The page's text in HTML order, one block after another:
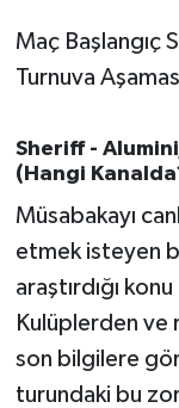
Maç Başlangıç
Turnuva
Sheriff - Aluminij
(Hangi
Müsabakayı
etmek isteyen
araştırdığı
Kulüplerden ve
son bilgilere
turundaki bu
SEYAHAT
SİYASET
Sındırgı
Susurluk